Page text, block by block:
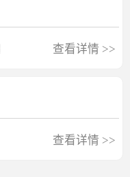
查看详情 >>
查看详情 >>